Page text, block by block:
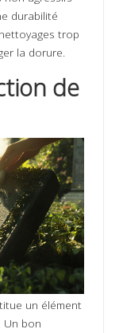
durabilité
trop
la dorure.
de
un élément
Un bon